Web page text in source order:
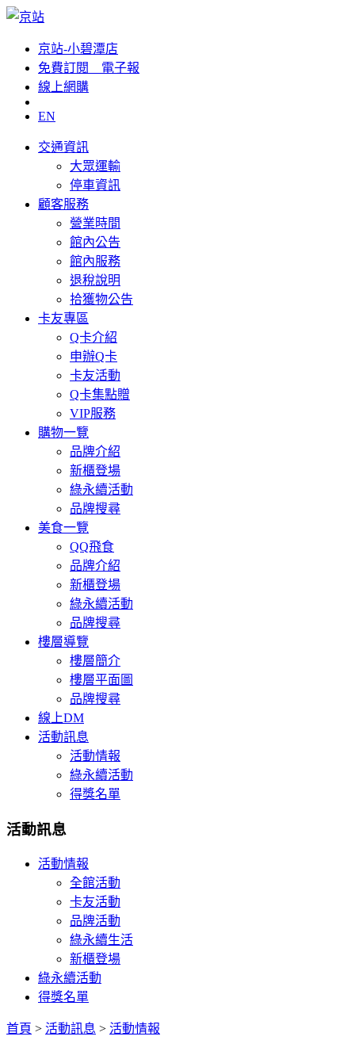
京站-小碧潭店
免費訂閱__電子報
線上網購
EN
交通資訊
大眾運輸
停車資訊
顧客服務
營業時間
館內公告
館內服務
退稅說明
拾獲物公告
卡友專區
Q卡介紹
申辦Q卡
卡友活動
Q卡集點贈
VIP服務
購物一覽
品牌介紹
新櫃登場
綠永續活動
品牌搜尋
美食一覽
QQ飛食
品牌介紹
新櫃登場
綠永續活動
品牌搜尋
樓層導覽
樓層簡介
樓層平面圖
品牌搜尋
線上DM
活動訊息
活動情報
綠永續活動
得獎名單
活動訊息
活動情報
全館活動
卡友活動
品牌活動
綠永續生活
新櫃登場
綠永續活動
得獎名單
首頁 > 活動訊息 > 活動情報